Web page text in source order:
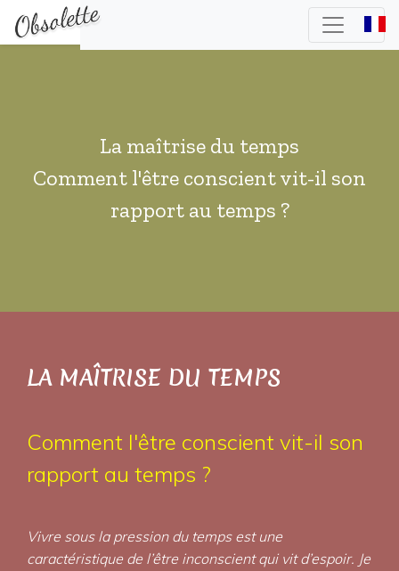
La maîtrise du temps
Comment l'être conscient vit-il son
rapport au temps ?
LA MAÎTRISE DU TEMPS
Comment l'être conscient vit-il son
rapport au temps ?
Vivre sous la pression du temps est une
caractéristique de l’être inconscient qui vit d’espoir. Je